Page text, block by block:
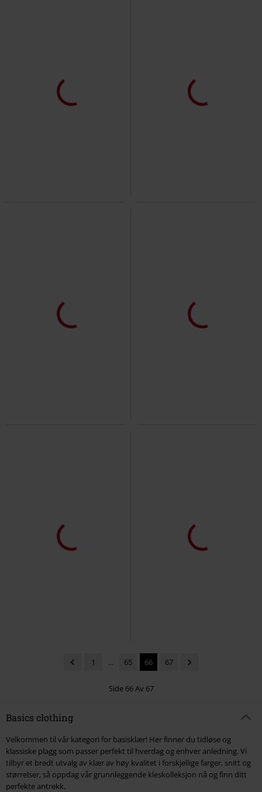
1 ... 65 66 67
Side 66 Av 67
Basics clothing
Velkommen til vår kategori for basisklær! Her finner du tidløse og
klassiske plagg som passer perfekt til hverdag og enhver anledning. Vi
tilbyr et bredt utvalg av klær av høy kvalitet i forskjellige farger, snitt og
størrelser, så oppdag vår grunnleggende kleskolleksjon nå og finn ditt
perfekte antrekk.